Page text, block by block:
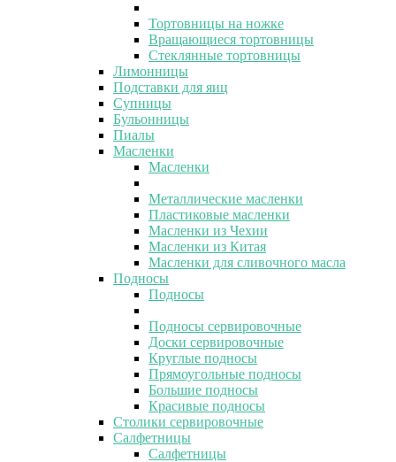
Тортовницы на ножке
Вращающиеся тортовницы
Стеклянные тортовницы
Лимонницы
Подставки для яиц
Супницы
Бульонницы
Пиалы
Масленки
Масленки
Металлические масленки
Пластиковые масленки
Масленки из Чехии
Масленки из Китая
Масленки для сливочного масла
Подносы
Подносы
Подносы сервировочные
Доски сервировочные
Круглые подносы
Прямоугольные подносы
Большие подносы
Красивые подносы
Столики сервировочные
Салфетницы
Салфетницы